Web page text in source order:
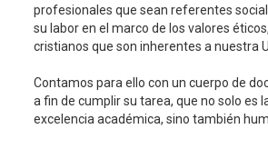
profesionales que sean referentes
su labor en el marco de los valores
cristianos que son inherentes a nuestra
Contamos para ello con un cuerpo de
a fin de cumplir su tarea, que no solo es
excelencia académica, sino también